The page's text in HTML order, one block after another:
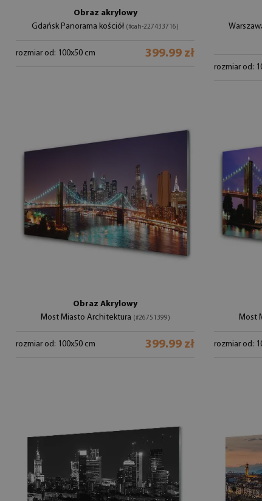
Obraz akrylowy
Gdańsk Panorama kościół (#oah-227433716)
rozmiar od: 100x50 cm 399.99 zł
rozmiar od:
Obraz Akrylowy
Most Miasto Architektura (#26751399)
rozmiar od: 100x50 cm 399.99 zł
Most
rozmiar od: